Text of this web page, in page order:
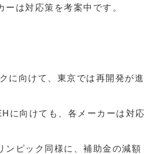
ーは対応策を考案中です。
に向けて、東京では再開発が進
に向けても、各メーカーは対応
ンピック同様に、補助金の減額